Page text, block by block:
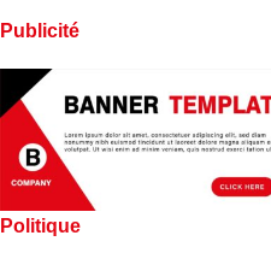
Publicité
Politique